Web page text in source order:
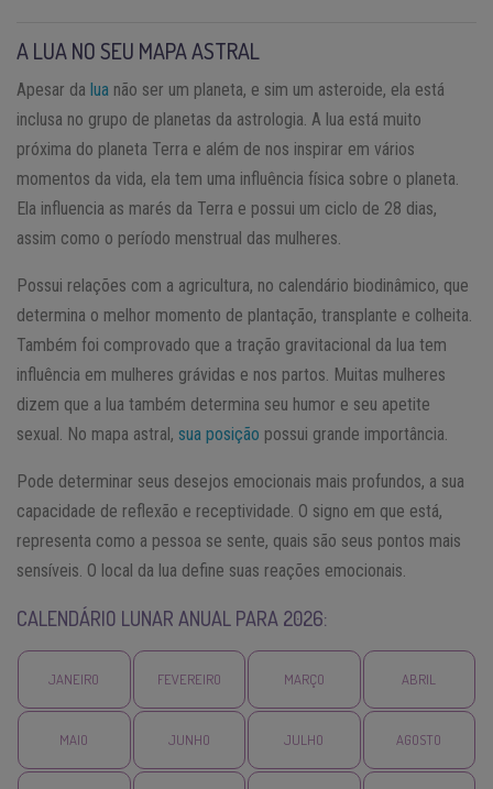
A LUA NO SEU MAPA ASTRAL
Apesar da lua não ser um planeta, e sim um asteroide, ela está
inclusa no grupo de planetas da astrologia. A lua está muito
próxima do planeta Terra e além de nos inspirar em vários
momentos da vida, ela tem uma influência física sobre o planeta.
Ela influencia as marés da Terra e possui um ciclo de 28 dias,
assim como o período menstrual das mulheres.
Possui relações com a agricultura, no calendário biodinâmico, que
determina o melhor momento de plantação, transplante e colheita.
Também foi comprovado que a tração gravitacional da lua tem
influência em mulheres grávidas e nos partos. Muitas mulheres
dizem que a lua também determina seu humor e seu apetite
sexual. No mapa astral, sua posição possui grande importância.
Pode determinar seus desejos emocionais mais profundos, a sua
capacidade de reflexão e receptividade. O signo em que está,
representa como a pessoa se sente, quais são seus pontos mais
sensíveis. O local da lua define suas reações emocionais.
CALENDÁRIO LUNAR ANUAL PARA 2026:
JANEIRO FEVEREIRO MARÇO ABRIL
MAIO JUNHO JULHO AGOSTO